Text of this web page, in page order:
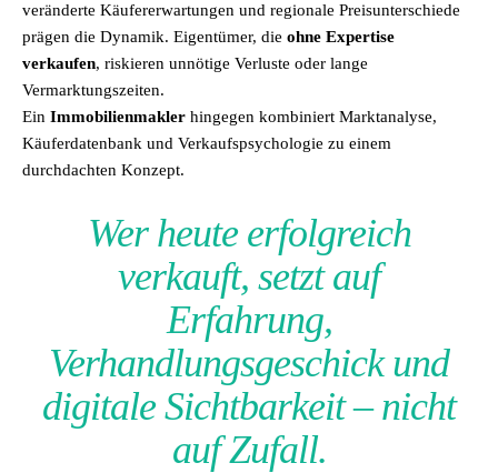
veränderte Käufererwartungen und regionale Preisunterschiede
prägen die Dynamik. Eigentümer, die ohne Expertise
verkaufen, riskieren unnötige Verluste oder lange
Vermarktungszeiten.
Ein Immobilienmakler hingegen kombiniert Marktanalyse,
Käuferdatenbank und Verkaufspsychologie zu einem
durchdachten Konzept.
Wer heute erfolgreich
verkauft, setzt auf
Erfahrung,
Verhandlungsgeschick und
digitale Sichtbarkeit – nicht
auf Zufall.